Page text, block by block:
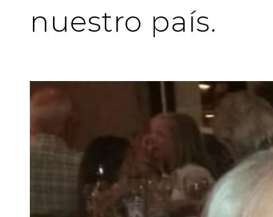
nuestro país.